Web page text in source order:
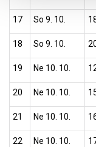
17 So 9. 10.
18 So 9. 10.
19 Ne 10. 10.
20 Ne 10. 10.
21 Ne 10. 10.
22 Ne 10. 10.